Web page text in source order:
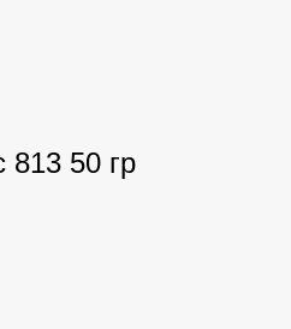
813 50 гр